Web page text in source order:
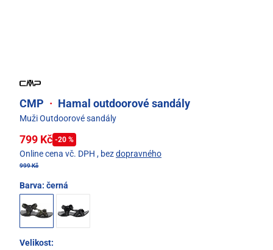
CMP · Hamal outdoorové sandály
Muži Outdoorové sandály
799 Kč -20 %
Online cena vč. DPH , bezdopravného
999 Kč
Barva: černá
Velikost: